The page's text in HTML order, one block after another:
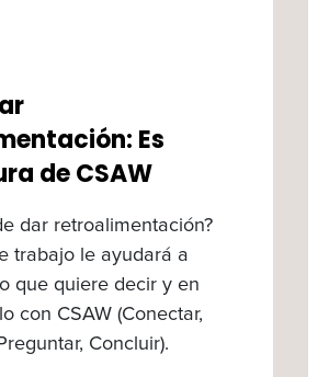
Es
de CSAW
dar retroalimentación?
trabajo le ayudará a
que quiere decir y en
con CSAW (Conectar,
Concluir).